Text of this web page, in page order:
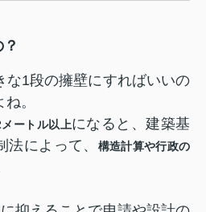
な1段の擁壁にすればいいの
。
ートル以上になると、建築基
によって、
構造計算や行政の